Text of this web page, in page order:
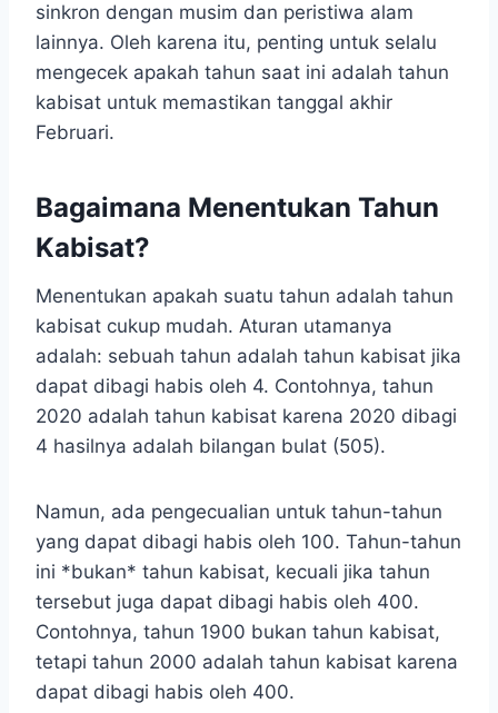
sinkron dengan musim dan peristiwa alam
lainnya. Oleh karena itu, penting untuk selalu
mengecek apakah tahun saat ini adalah tahun
kabisat untuk memastikan tanggal akhir
Februari.
Bagaimana Menentukan Tahun
Kabisat?
Menentukan apakah suatu tahun adalah tahun
kabisat cukup mudah. Aturan utamanya
adalah: sebuah tahun adalah tahun kabisat jika
dapat dibagi habis oleh 4. Contohnya, tahun
2020 adalah tahun kabisat karena 2020 dibagi
4 hasilnya adalah bilangan bulat (505).
Namun, ada pengecualian untuk tahun-tahun
yang dapat dibagi habis oleh 100. Tahun-tahun
ini *bukan* tahun kabisat, kecuali jika tahun
tersebut juga dapat dibagi habis oleh 400.
Contohnya, tahun 1900 bukan tahun kabisat,
tetapi tahun 2000 adalah tahun kabisat karena
dapat dibagi habis oleh 400.